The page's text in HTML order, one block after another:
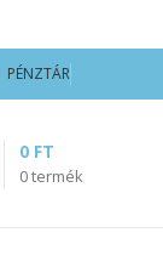
PÉNZTÁR
0termék
0 FT